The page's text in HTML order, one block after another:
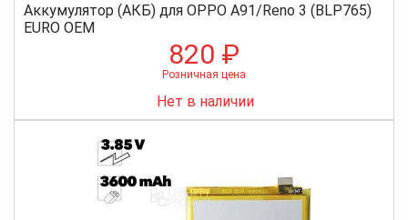
Аккумулятор (АКБ) для OPPO A91/Reno 3 (BLP765)
EURO OEM
820 ₽
Розничная цена
Нет в наличии